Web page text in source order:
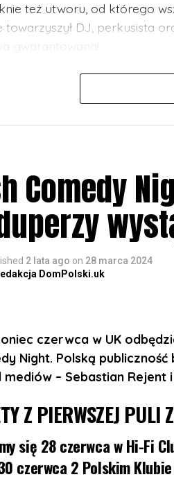
też utworu, od którego
towarzyszył DJ, perkusista
Koncert przeznaczony
https://
odbędzie się:
10 listopada w The Flour and
11 listopada w Sheffield
12 listopada w The Castle and
13 listopada w 229 London, 229
koncertu: 20:30
MIEJSC:https://
Comedy
2 lata ago on 28 marca 2024
DomPolski.uk
czerwca w UK
Night. Polską
mediów – Sebastian Rejent
Z PIERWSZEJ PULI
się 28 czerwca w Hi-Fi
czerwca 2 Polskim